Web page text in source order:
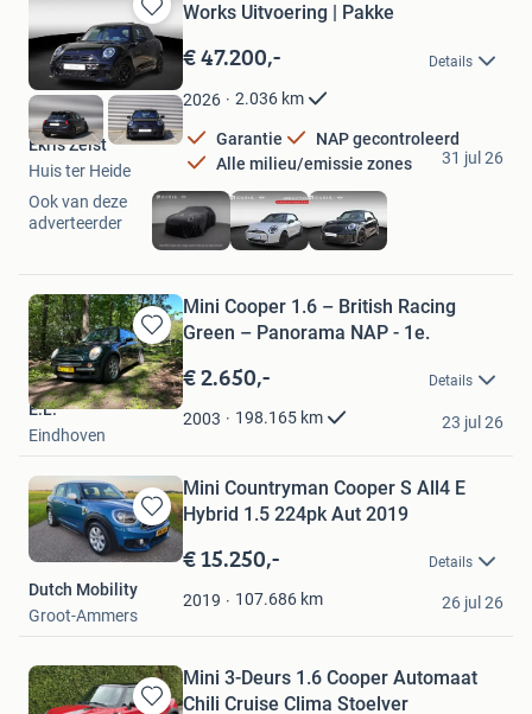
Bewaren
in
Mijn
Favorieten
Works Uitvoering | Pakke
€ 47.200,- Details
2026 2.036 km
Garantie
NAP gecontroleerd
Alle milieu/emissie zones
Ekris Zeist
Huis ter Heide
31 jul 26
Ook van deze
adverteerder
Bewaren
in
Mijn
Favorieten
Mini Cooper 1.6 – British Racing
Green – Panorama NAP - 1e.
€ 2.650,- Details
2003 198.165 km
E.L.
Eindhoven
23 jul 26
Bewaren
in
Favorieten
Mini Countryman Cooper S All4 E
Hybrid 1.5 224pk Aut 2019
€ 15.250,- Details
2019 107.686 km
Dutch Mobility
Groot-Ammers
26 jul 26
Mini 3-Deurs 1.6 Cooper Automaat
Chili Cruise Clima Stoelver